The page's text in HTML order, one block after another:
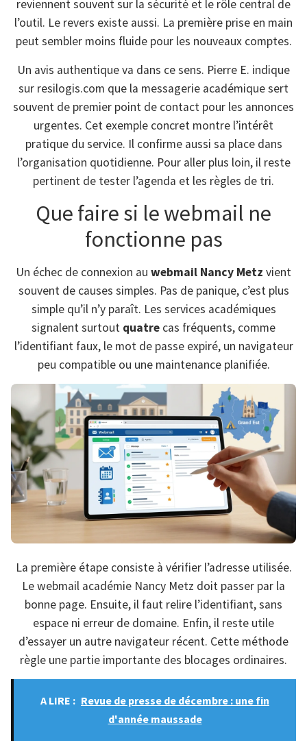
reviennent souvent sur la sécurité et le rôle central de
l’outil. Le revers existe aussi. La première prise en main
peut sembler moins fluide pour les nouveaux comptes.
Un avis authentique va dans ce sens. Pierre E. indique
sur resilogis.com que la messagerie académique sert
souvent de premier point de contact pour les annonces
urgentes. Cet exemple concret montre l’intérêt
pratique du service. Il confirme aussi sa place dans
l’organisation quotidienne. Pour aller plus loin, il reste
pertinent de tester l’agenda et les règles de tri.
Que faire si le webmail ne
fonctionne pas
Un échec de connexion au webmail Nancy Metz vient
souvent de causes simples. Pas de panique, c’est plus
simple qu’il n’y paraît. Les services académiques
signalent surtout quatre cas fréquents, comme
l’identifiant faux, le mot de passe expiré, un navigateur
peu compatible ou une maintenance planifiée.
La première étape consiste à vérifier l’adresse utilisée.
Le webmail académie Nancy Metz doit passer par la
bonne page. Ensuite, il faut relire l’identifiant, sans
espace ni erreur de domaine. Enfin, il reste utile
d’essayer un autre navigateur récent. Cette méthode
règle une partie importante des blocages ordinaires.
A LIRE : Revue de presse de décembre : une fin
d'année maussade